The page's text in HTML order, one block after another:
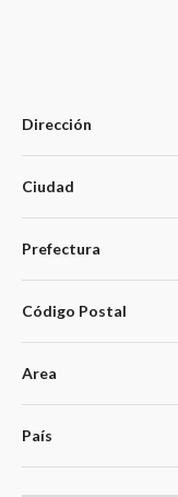
Dirección
Ciudad
Prefectura
Código Postal
Area
País